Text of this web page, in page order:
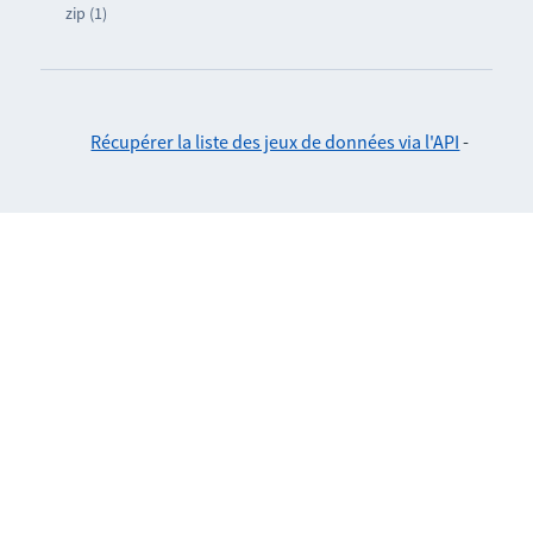
zip (1)
Récupérer la liste des jeux de données via l'API -